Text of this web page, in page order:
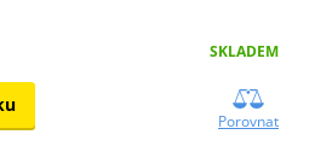
SKLADEM
Porovnat